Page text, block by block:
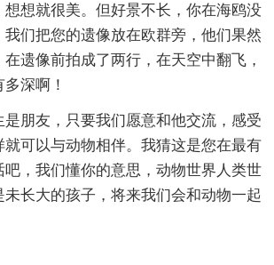
想想就很美。但好景不长，你在海鸥没
们把您的遗像放在欧群旁，他们果然
遗像前拍成了两行，在天空中翻飞，
深啊！
是朋友，只要我们愿意和他交流，感受
可以与动物相伴。我猜这是您在最有
吧，我们懂你的意思，动物世界人类世
长大的孩子，将来我们会和动物一起